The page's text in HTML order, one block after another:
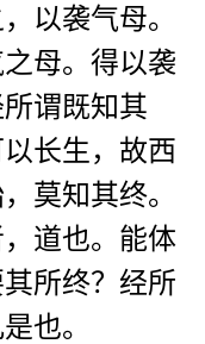
以袭气母。
母。得以袭
谓既知其
长生，故西
莫知其终。
道也。能体
所终？经所
也。